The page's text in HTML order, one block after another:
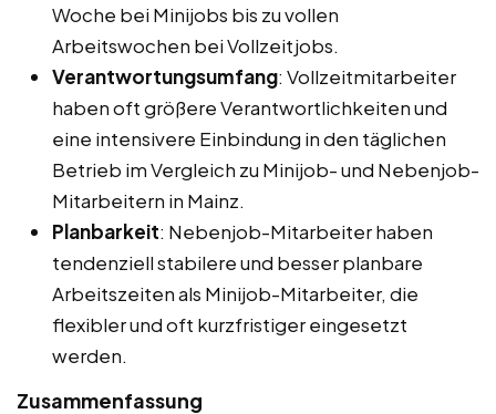
Woche bei Minijobs bis zu vollen
Arbeitswochen bei Vollzeitjobs.
Verantwortungsumfang: Vollzeitmitarbeiter
haben oft größere Verantwortlichkeiten und
eine intensivere Einbindung in den täglichen
Betrieb im Vergleich zu Minijob- und Nebenjob-
Mitarbeitern in Mainz.
Planbarkeit: Nebenjob-Mitarbeiter haben
tendenziell stabilere und besser planbare
Arbeitszeiten als Minijob-Mitarbeiter, die
flexibler und oft kurzfristiger eingesetzt
werden.
Zusammenfassung